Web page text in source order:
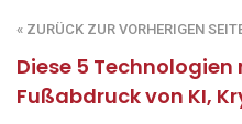
« ZURÜCK ZUR VORHERIGEN
Diese 5 Technologien
Fußabdruck von KI,